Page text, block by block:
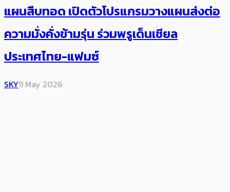
แผนสืบทอด เปิดตัวโปรแกรมวางแผนส่งต่อ
ความมั่งคั่งข้ามรุ่น ร่วมพรูเด็นเชียล
ประเทศไทย-แฟมซ์
SKY9 May 2026